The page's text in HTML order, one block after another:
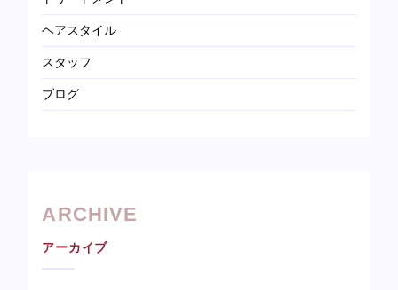
ヘアスタイル
スタッフ
ブログ
ARCHIVE
アーカイブ